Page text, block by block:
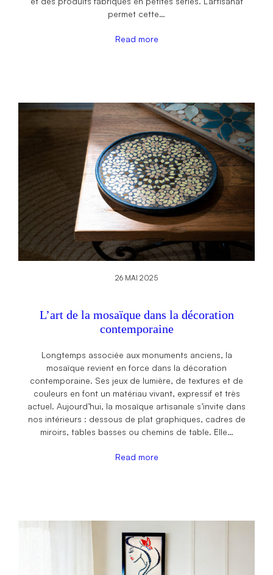
permet cette…
Read more
26 MAI 2025
L’art de la mosaïque dans la décoration
contemporaine
Longtemps associée aux monuments anciens, la
mosaïque revient en force dans la décoration
contemporaine. Ses jeux de lumière, de textures et de
couleurs en font un matériau vivant, expressif et très
actuel. Aujourd’hui, la mosaïque artisanale s’invite dans
nos intérieurs : dessous de plat graphiques, cadres de
miroirs, tables basses ou chemins de table. Elle…
Read more